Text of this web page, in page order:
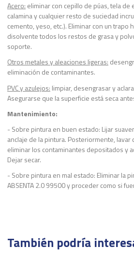
Acero: eliminar con cepillo de púas, tela de
calamina y cualquier resto de suciedad
cemento, yeso, etc.). Eliminar con un trapo
disolvente todos los restos de grasa y
soporte.
Otros metales y aleaciones ligeras:
eliminación de contaminantes.
PVC y azulejos: limpiar, desengrasar y
Asegurarse que la superficie está seca
Mantenimiento:
- Sobre pintura en buen estado: Lijar
anclaje de la pintura. Posteriormente,
eliminar los contaminantes depositados y
Dejar secar.
- Sobre pintura en mal estado: Eliminar la
ABSENTA 2.0 99500 y proceder como si
Rendimiento
8,5 –
También podría